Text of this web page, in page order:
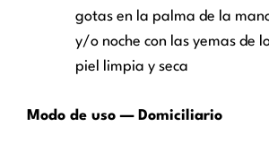
gotas en la palma de la
y/o noche con las yemas de
piel limpia y seca
Modo de uso — Domiciliario